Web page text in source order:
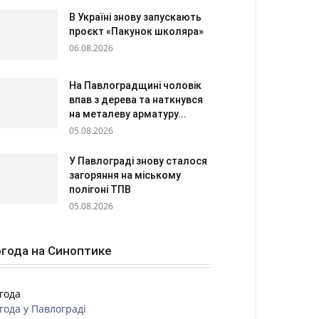
В Україні знову запускають
проєкт «Пакунок школяра»
06.08.2026
На Павлоградщині чоловік
впав з дерева та наткнувся
на металеву арматуру...
05.08.2026
У Павлограді знову сталося
загоряння на міському
полігоні ТПВ
05.08.2026
на Синоптике
у Павлограді